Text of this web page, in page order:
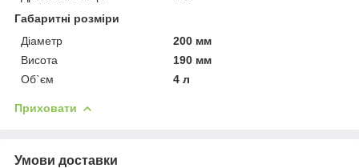
Габаритні розміри
Діаметр
200 мм
Висота
190 мм
Об`єм
4 л
Приховати
Умови доставки